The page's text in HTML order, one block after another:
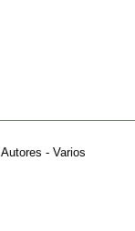
Autores - Varios